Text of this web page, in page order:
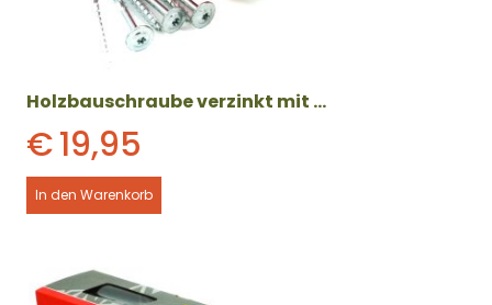
Holzbauschraube verzinkt mit Tellerkopf (8 x 100 mm) 50 Stück
€19,95
In den Warenkorb